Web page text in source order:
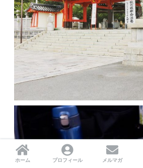
ホーム プロフィール メルマガ